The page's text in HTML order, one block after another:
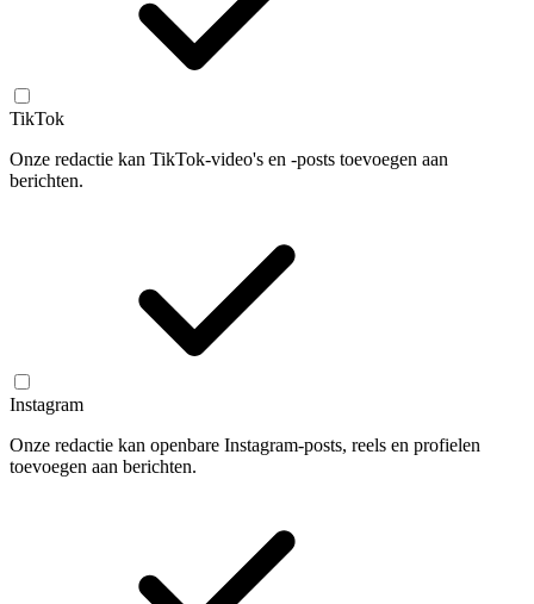
TikTok
Onze redactie kan TikTok-video's en -posts toevoegen aan
berichten.
Instagram
Onze redactie kan openbare Instagram-posts, reels en profielen
toevoegen aan berichten.